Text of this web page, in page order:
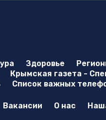
Здоровье
Крымская газета -
Список важных
Вакансии О нас